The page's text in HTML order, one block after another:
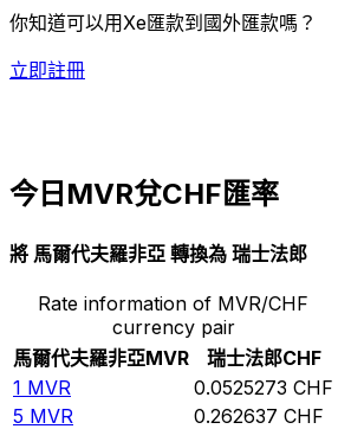
你知道可以用Xe匯款到國外匯款嗎？
立即註冊
今日MVR兌CHF匯率
將 馬爾代夫羅非亞 轉換為 瑞士法郎
Rate information of MVR/CHF
currency pair
馬爾代夫羅非亞MVR 瑞士法郎CHF
1 MVR 0.0525273 CHF
5 MVR 0.262637 CHF